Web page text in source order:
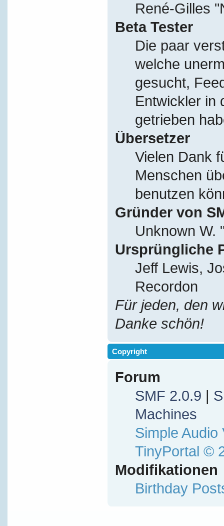
René-Gilles
Beta Tester
Die paar
welche
gesucht,
Entwickler in
getrieben
Übersetzer
Vielen Dank
Menschen
benutzen
Gründer von
Unknown W.
Ursprüngliche
Jeff Lewis,
Recordon
Für jeden, den
Danke schön!
Copyright
Forum
SMF 2.0.9 |
Machines
Simple Audio
TinyPortal ©
Modifikationen
Birthday